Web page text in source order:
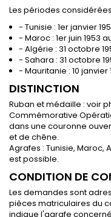
Les périodes
- Tunisie : 1er janvier
- Maroc : 1er juin 1953
- Algérie : 31 octobre
- Sahara : 31 octobre
- Mauritanie : 10 janvier
DISTINCTION
Ruban et médaille : voir
Commémorative
dans une couronne
et de chêne.
Agrafes : Tunisie, Maroc,
est possible.
CONDITION DE
Les demandes sont
pièces matriculaires du
indique l'agrafe